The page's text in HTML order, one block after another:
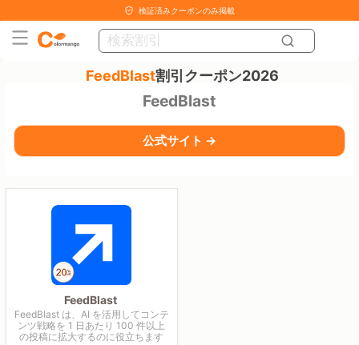
検証済みクーポンのみ掲載
FeedBlast割引クーポン2026
FeedBlast
公式サイト →
FeedBlast
FeedBlast は、AI を活用してコンテ
ンツ戦略を 1 日あたり 100 件以上
の投稿に拡大するのに役立ちます